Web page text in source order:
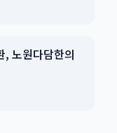
, 노원다담한의